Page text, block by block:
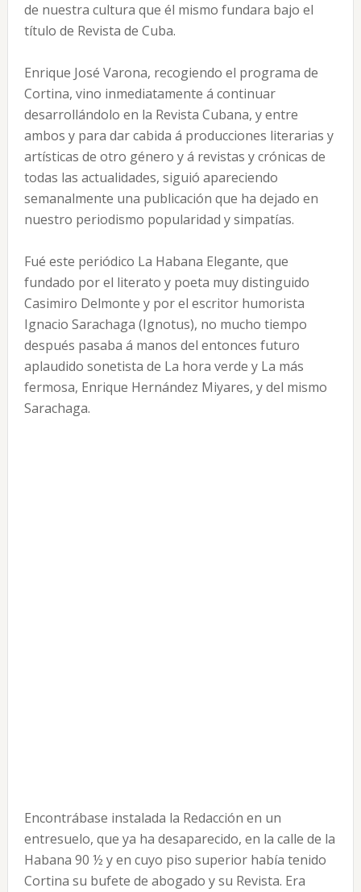
de nuestra cultura que él mismo fundara bajo el
título de Revista de Cuba.
Enrique José Varona, recogiendo el programa de
Cortina, vino inmediatamente á continuar
desarrollándolo en la Revista Cubana, y entre
ambos y para dar cabida á producciones literarias y
artísticas de otro género y á revistas y crónicas de
todas las actualidades, siguió apareciendo
semanalmente una publicación que ha dejado en
nuestro periodismo popularidad y simpatías.
Fué este periódico La Habana Elegante, que
fundado por el literato y poeta muy distinguido
Casimiro Delmonte y por el escritor humorista
Ignacio Sarachaga (Ignotus), no mucho tiempo
después pasaba á manos del entonces futuro
aplaudido sonetista de La hora verde y La más
fermosa, Enrique Hernández Miyares, y del mismo
Sarachaga.
Encontrábase instalada la Redacción en un
entresuelo, que ya ha desaparecido, en la calle de la
Habana 90 ½ y en cuyo piso superior había tenido
Cortina su bufete de abogado y su Revista. Era